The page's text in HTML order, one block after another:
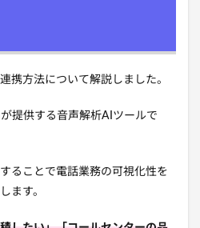
携方法について解説しました。
提供する音声解析AIツールで
ることで電話業務の可視化性を
ます。